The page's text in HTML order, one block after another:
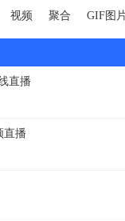
视频 聚合 GIF图
直播
直播